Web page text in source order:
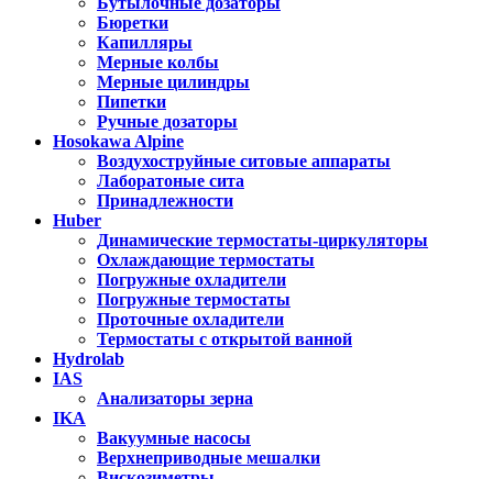
Бюретки
Капилляры
Мерные колбы
Мерные цилиндры
Пипетки
Ручные дозаторы
Hosokawa Alpine
Воздухоструйные ситовые аппараты
Лаборатоные сита
Принадлежности
Huber
Динамические термостаты-циркуляторы
Охлаждающие термостаты
Погружные охладители
Погружные термостаты
Проточные охладители
Термостаты с открытой ванной
Hydrolab
IAS
Анализаторы зерна
IKA
Вакуумные насосы
Верхнеприводные мешалки